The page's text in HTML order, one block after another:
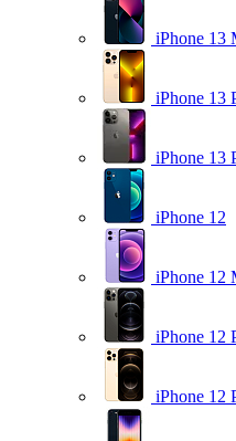
iPhone 13
iPhone 13
iPhone 13
iPhone 12
iPhone 12
iPhone 12
iPhone 12